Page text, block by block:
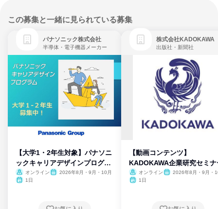
この募集と一緒に見られている募集
パナソニック株式会社
半導体・電子機器メーカー
【大学1・2年生対象】パナソニ
ックキャリアデザインプログラ
ム
オンライン
2026年8月・9月・10月
1日
株式会社KADOKAWA
出版社・新聞社
【動画コンテンツ】
KADOKAWA企業研究セミナ
オンライン
2026年8月・9月・
1日